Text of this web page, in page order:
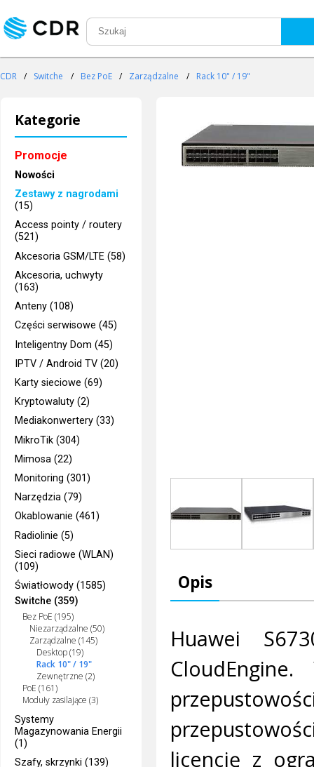
CDR / Switche / Bez PoE / Zarządzalne / Rack 10" / 19"
Kategorie
Promocje
Nowości
Zestawy z nagrodami
(15)
Access pointy / routery
(521)
Akcesoria GSM/LTE (58)
Akcesoria, uchwyty
(163)
Anteny (108)
Części serwisowe (45)
Inteligentny Dom (45)
IPTV / Android TV (20)
Karty sieciowe (69)
Kryptowaluty (2)
Mediakonwertery (33)
MikroTik (304)
Mimosa (22)
Monitoring (301)
Narzędzia (79)
Okablowanie (461)
Radiolinie (5)
Sieci radiowe (WLAN)
(109)
Światłowody (1585)
Switche (359)
Bez PoE (195)
Niezarządzalne (50)
Zarządzalne (145)
Desktop (19)
Rack 10" / 19"
Zewnętrzne (2)
PoE (161)
Moduły zasilające (3)
Systemy
Magazynowania Energii
(1)
Szafy, skrzynki (139)
Opis
Huawei
licencję z